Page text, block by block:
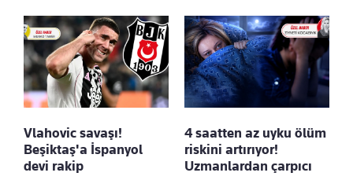
Vlahovic savaşı!
Beşiktaş'a İspanyol
devi rakip
4 saatten az uyku ölüm
riskini artırıyor!
Uzmanlardan çarpıcı